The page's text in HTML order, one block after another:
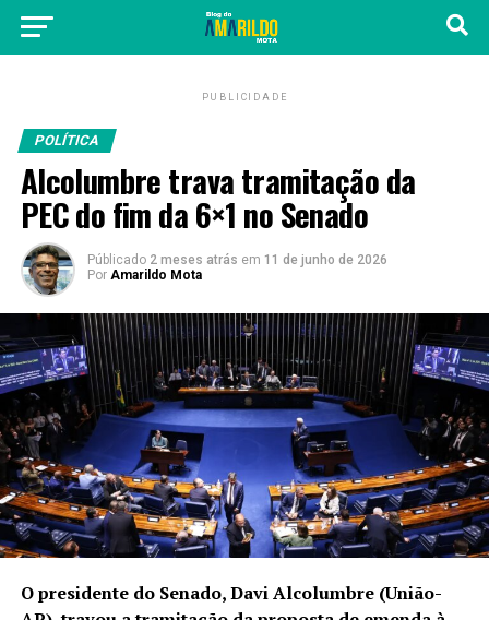
PUBLICIDADE
POLÍTICA
Alcolumbre trava tramitação da
PEC do fim da 6×1 no Senado
Públicado 2 meses atrás em 11 de junho de 2026
Por Amarildo Mota
O presidente do Senado, Davi Alcolumbre (União-